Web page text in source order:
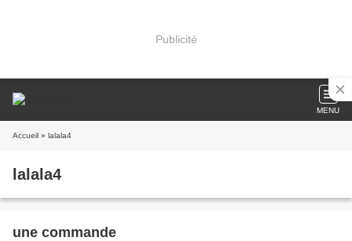
Publicité
MENU
Accueil » lalala4
lalala4
une commande